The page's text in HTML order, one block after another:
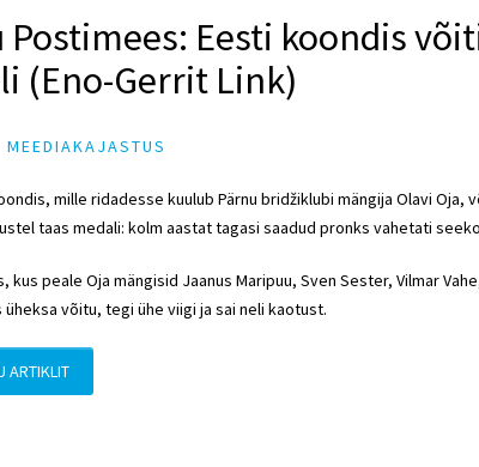
Postimees: Eesti koondis
(Eno-Gerrit Link)
MEEDIAKAJASTUS
mille ridadesse kuulub Pärnu bridžiklubi mängija Olavi Oja,
taas medali: kolm aastat tagasi saadud pronks vahetati
kus peale Oja mängisid Jaanus Maripuu, Sven Sester, Vilmar
võitu, tegi ühe viigi ja sai neli kaotust.
ARTIKLIT